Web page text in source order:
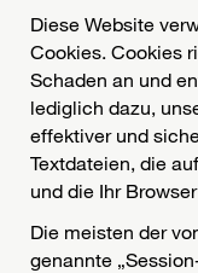
Diese Website
Cookies. Cookies
Schaden an und
lediglich dazu,
effektiver und
Textdateien, die
und die Ihr
Die meisten der
genannte